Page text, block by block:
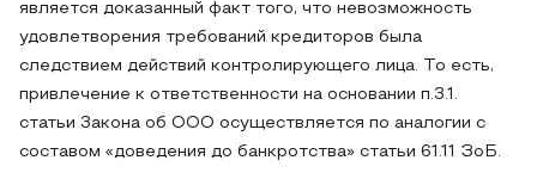
является доказанный факт того, что невозможность
удовлетворения требований кредиторов была
следствием действий контролирующего лица. То есть,
привлечение к ответственности на основании п.3.1.
статьи 3акона об ООО осуществляется по аналогии с
составом «доведения до банкротства» статьи 61.11 ЗоБ.